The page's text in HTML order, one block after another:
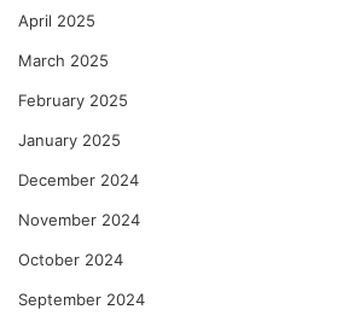
April 2025
March 2025
February 2025
January 2025
December 2024
November 2024
October 2024
September 2024